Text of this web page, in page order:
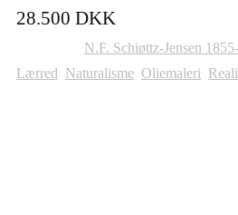
28.500 DKK
N.F. Schiøttz-Jensen
Lærred Naturalisme Oliemaleri